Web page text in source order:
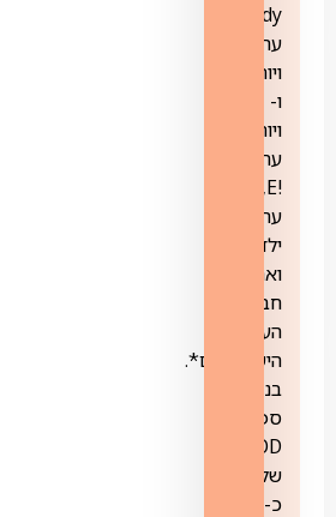
ערוץ
ויוה
ו-
ויוה+,
ערוץ
!E,
ערוצי
ילדים
ואת
חבילת
הערוצים
הישראליים*.
בנוסף,
ספריית
VOD
של